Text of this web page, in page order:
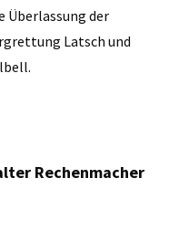
Überlassung der
Latsch und
Rechenmacher